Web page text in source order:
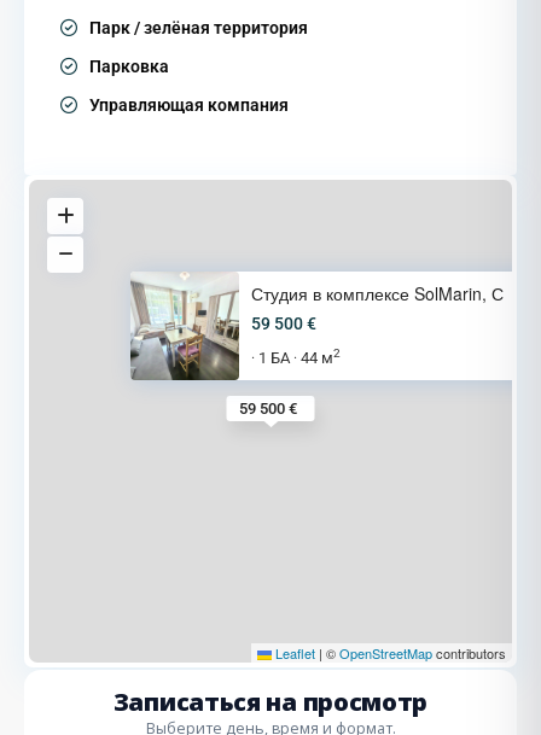
Парк / зелёная территория
Парковка
Управляющая компания
59 500 €
Студия в комплексе SolMarin, С
59 500 €
· 1 БА · 44 м2
Leaflet | ©OpenStreetMapcontributors
Записаться на просмотр
Выберите день, время и формат.